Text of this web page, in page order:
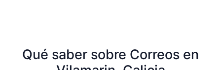
Qué saber sobre Correos en